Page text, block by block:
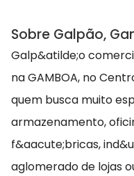
Sobre Galpão,
Galp&atilde;o
na GAMBOA, no
quem busca muito
armazenamento,
f&aacute;bricas,
aglomerado de lojas